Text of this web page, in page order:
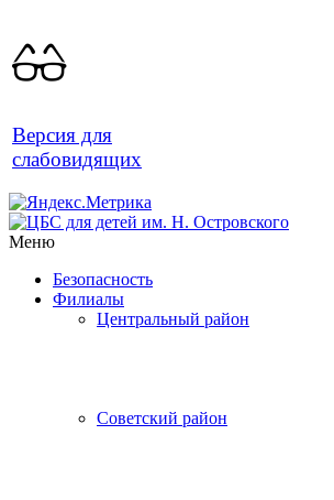
Версия для
слабовидящих
Меню
Безопасность
Филиалы
Центральный район
Советский район